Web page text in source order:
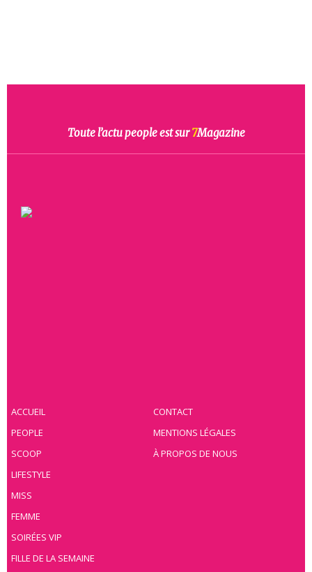
Toute l’actu people est sur7Magazine
ACCUEIL
PEOPLE
SCOOP
LIFESTYLE
MISS
FEMME
SOIRÉES VIP
FILLE DE LA SEMAINE
CONTACT
MENTIONS LÉGALES
À PROPOS DE NOUS